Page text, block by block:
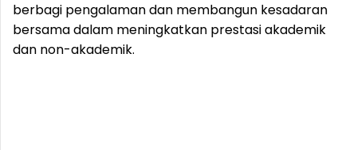
berbagi pengalaman dan membangun kesadaran
bersama dalam meningkatkan prestasi akademik
dan non-akademik.